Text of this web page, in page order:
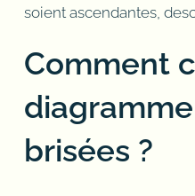
soient ascendantes,
Comment
brisées ?